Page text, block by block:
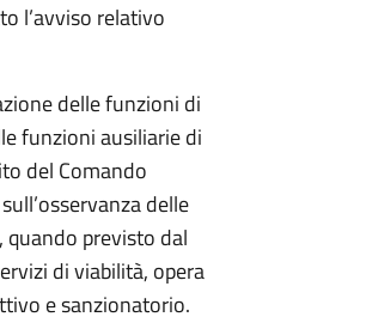
l’avviso relativo
delle funzioni di
funzioni ausiliarie di
del Comando
delle
quando previsto dal
di viabilità, opera
e sanzionatorio.